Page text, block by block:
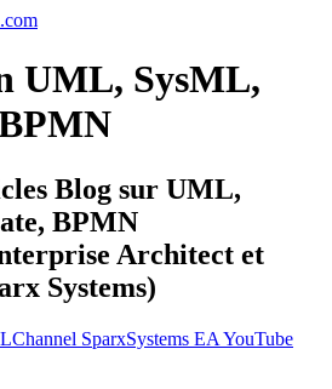
UML, SysML,
Blog sur UML,
BPMN
Architect et
Systems)
SparxSystems EA YouTube